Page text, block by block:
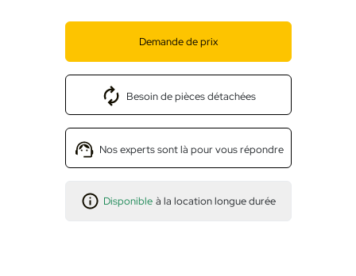
Demande de prix
Besoin de pièces détachées
Nos experts sont là pour vous répondre
Disponible à la location longue durée